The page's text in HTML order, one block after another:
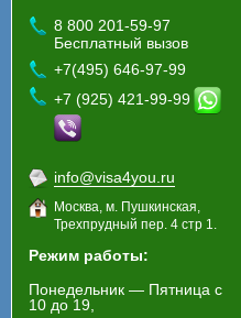
8 800 201-59-97
Бесплатный вызов
+7(495) 646-97-99
+7 (925) 421-99-99
info@visa4you.ru
Москва, м. Пушкинская,
Трехпрудный пер. 4 стр 1.
Режим работы:
Понедельник — Пятница с
10 до 19,